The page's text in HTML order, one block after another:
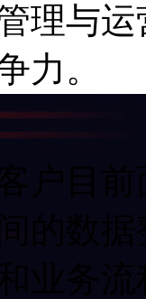
与运
力。
数据
业务